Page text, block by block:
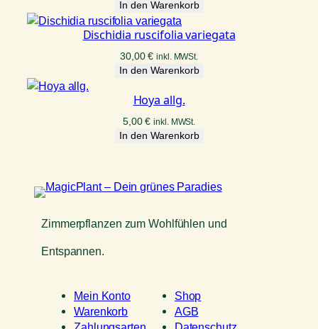
In den Warenkorb
Dischidia ruscifolia variegata
30,00€ inkl. MWSt.
In den Warenkorb
Hoya allg.
5,00€ inkl. MWSt.
In den Warenkorb
Zimmerpflanzen zum Wohlfühlen und
Entspannen.
Mein Konto
Warenkorb
Shop
AGB